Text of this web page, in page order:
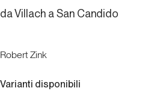
da Villach a San Candido
Robert Zink
Varianti disponibili